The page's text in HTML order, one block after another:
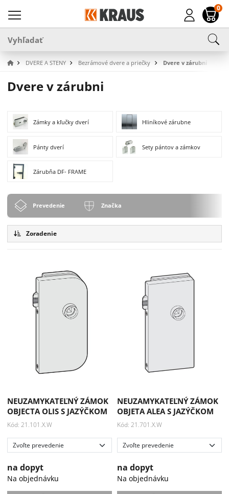
0
DVERE A STENY Bezrámové dvere a priečky Dvere v zárubni
Dvere v zárubni
Zámky a kľučky dverí Hliníkové zárubne
Pánty dverí Sety pántov a zámkov
Zárubňa DF- FRAME
Prevedenie Značka
Zoradenie
NEUZAMYKATEĽNÝ ZÁMOK
OBJECTA OLIS S JAZÝČKOM
Kód: 21.101.X.W
na dopyt
Na objednávku
NEUZAMYKATEĽNÝ ZÁMOK
OBJETA ALEA S JAZÝČKOM
Kód: 21.701.X.W
na dopyt
Na objednávku